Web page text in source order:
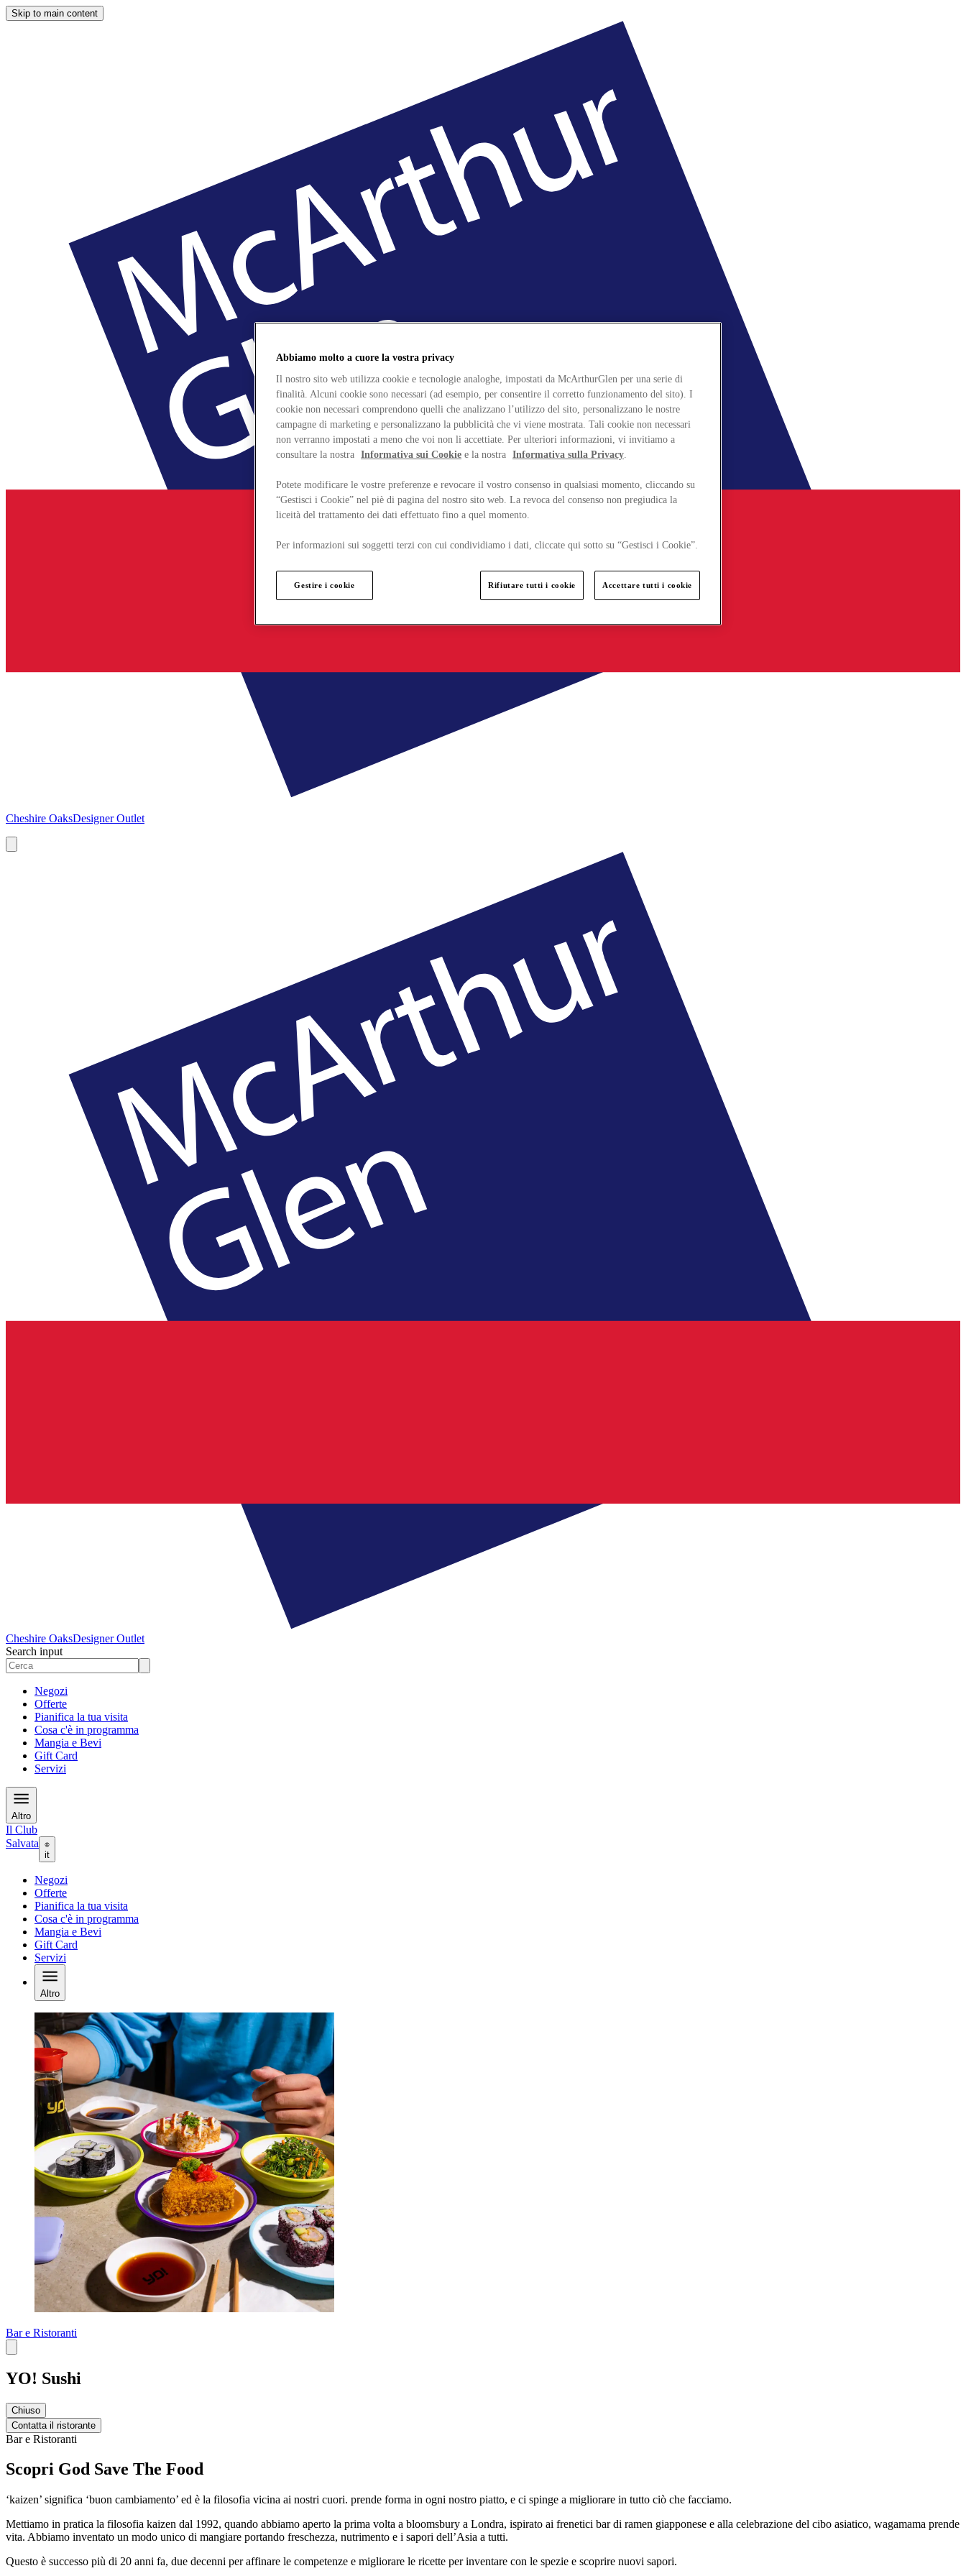
Skip to main content
Cheshire OaksDesigner Outlet
Cheshire OaksDesigner Outlet
Search input
Negozi
Offerte
Pianifica la tua visita
Cosa c'è in programma
Mangia e Bevi
Gift Card
Servizi
Altro
Il Club
Salvata
it
Negozi
Offerte
Pianifica la tua visita
Cosa c'è in programma
Mangia e Bevi
Gift Card
Servizi
Altro
Bar e Ristoranti
YO! Sushi
Chiuso
Contatta il ristorante
Bar e Ristoranti
Scopri God Save The Food
‘kaizen’ significa ‘buon cambiamento’ ed è la filosofia vicina ai nostri cuori. prende forma in ogni nostro piatto, e ci spinge a migliorare in tutto ciò che facciamo.
Mettiamo in pratica la filosofia kaizen dal 1992, quando abbiamo aperto la prima volta a bloomsbury a Londra, ispirato ai frenetici bar di ramen giapponese e alla celebrazione del cibo asiatico, wagamama prende
vita. Abbiamo inventato un modo unico di mangiare portando freschezza, nutrimento e i sapori dell’Asia a tutti.
Questo è successo più di 20 anni fa, due decenni per affinare le competenze e migliorare le ricette per inventare con le spezie e scoprire nuovi sapori.
Abbiamo molto a cuore la vostra privacy
Il nostro sito web utilizza cookie e tecnologie analoghe, impostati da McArthurGlen per una serie di
finalità. Alcuni cookie sono necessari (ad esempio, per consentire il corretto funzionamento del sito). I
cookie non necessari comprendono quelli che analizzano l’utilizzo del sito, personalizzano le nostre
campagne di marketing e personalizzano la pubblicità che vi viene mostrata. Tali cookie non necessari
non verranno impostati a meno che voi non li accettiate. Per ulteriori informazioni, vi invitiamo a
consultare la nostra Informativa sui Cookie e la nostra Informativa sulla Privacy.
Potete modificare le vostre preferenze e revocare il vostro consenso in qualsiasi momento, cliccando su
“Gestisci i Cookie” nel piè di pagina del nostro sito web. La revoca del consenso non pregiudica la
liceità del trattamento dei dati effettuato fino a quel momento.
Per informazioni sui soggetti terzi con cui condividiamo i dati, cliccate qui sotto su “Gestisci i Cookie”.
Gestire i cookie Rifiutare tutti i cookie Accettare tutti i cookie